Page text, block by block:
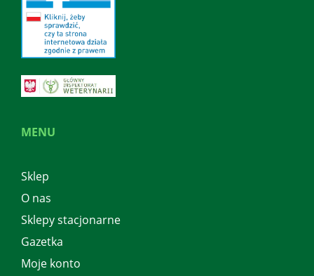
MENU
Sklep
O nas
Sklepy stacjonarne
Gazetka
Moje konto